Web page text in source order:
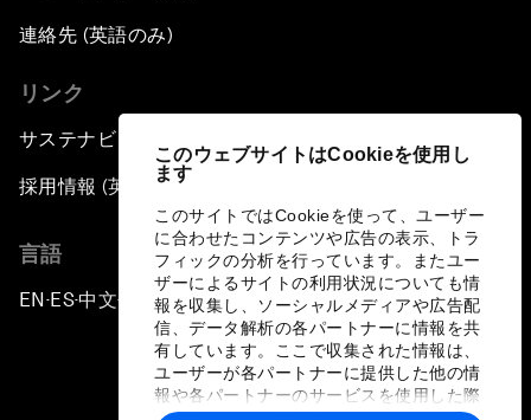
このウェブサイトはCookieを使用し
ます
このサイトではCookieを使って、ユーザー
に合わせたコンテンツや広告の表示、トラ
フィックの分析を行っています。またユー
ザーによるサイトの利用状況についても情
報を収集し、ソーシャルメディアや広告配
信、データ解析の各パートナーに情報を共
有しています。ここで収集された情報は、
ユーザーが各パートナーに提供した他の情
報や各パートナーのサービスを使用した際
連絡先 (英語のみ)
リンク
サステナビリティへの取り組み
採用情報 (英語のみ)
言語
EN ▪ES▪中文▪ 日本語